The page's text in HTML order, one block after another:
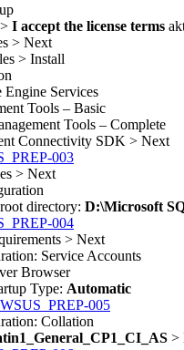
I accept the license terms
> Next
> Install
Engine Services
Tools – Basic
Tools – Complete
Connectivity SDK > Next
> Next
directory: D:\Microsoft
> Next
Service Accounts
Browser
Type: Automatic
Collation
>